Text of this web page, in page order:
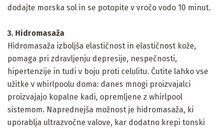
dodajte morska sol in se potopite v vročo vodo 10 minut.
3. Hidromasaža
Hidromasaža izboljša elastičnost in elastičnost kože,
pomaga pri zdravljenju depresije, nespečnosti,
hipertenzije in tudi v boju proti celulitu. Čutite lahko vse
užitke v whirlpoolu doma: danes mnogi proizvajalci
proizvajajo kopalne kadi, opremljene z whirlpool
sistemom. Naprednejša možnost je hidromasaža, ki
uporablja ultrazvočne valove, kar dodatno krepi tonski